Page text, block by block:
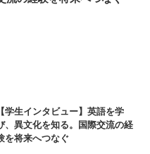
【学生インタビュー】英語を学
、異文化を知る。国際交流の経
を将来へつなぐ